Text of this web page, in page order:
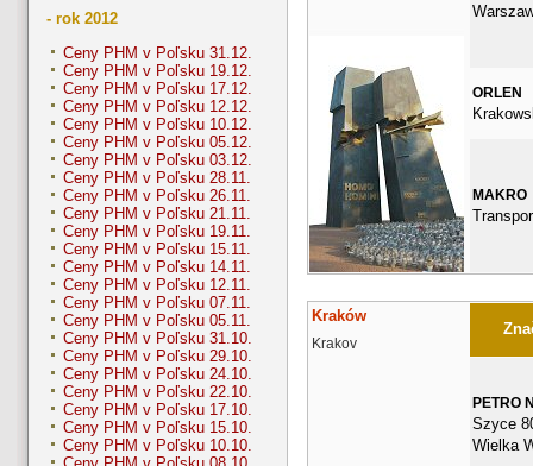
- rok 2012
Ceny PHM v Poľsku 31.12.
Ceny PHM v Poľsku 19.12.
Ceny PHM v Poľsku 17.12.
Ceny PHM v Poľsku 12.12.
Ceny PHM v Poľsku 10.12.
Ceny PHM v Poľsku 05.12.
Ceny PHM v Poľsku 03.12.
Ceny PHM v Poľsku 28.11.
Ceny PHM v Poľsku 26.11.
Ceny PHM v Poľsku 21.11.
Ceny PHM v Poľsku 19.11.
Ceny PHM v Poľsku 15.11.
Ceny PHM v Poľsku 14.11.
Ceny PHM v Poľsku 12.11.
Ceny PHM v Poľsku 07.11.
Ceny PHM v Poľsku 05.11.
Ceny PHM v Poľsku 31.10.
Ceny PHM v Poľsku 29.10.
Ceny PHM v Poľsku 24.10.
Ceny PHM v Poľsku 22.10.
Ceny PHM v Poľsku 17.10.
Ceny PHM v Poľsku 15.10.
Ceny PHM v Poľsku 10.10.
ORLEN
MAKRO
Kraków
Krakov
PETRO
Szyce
Wielka